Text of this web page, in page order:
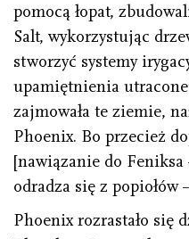
pomocą łopat,
Salt, wykorzystując
stworzyć systemy
upamiętnienia
zajmowała te ziemie,
Phoenix. Bo przecież
[nawiązanie do
odradza się z popiołów
Phoenix rozrastało się